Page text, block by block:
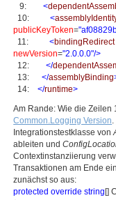
9:<
10:<
publicKeyToken=
11:<bindingRedirect
newVersion="2.0.0.0"/>
12:</
13:</assemblyBinding
14:</runtime>
Am Rande: Wie die
Common.Logging Version
Integrationstestklasse von
ableiten und
Contextinstanziierung
Transaktionen am Ende
zunächst so aus:
protected override string []